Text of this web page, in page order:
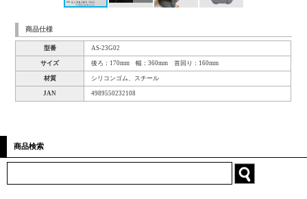
商品仕様
型番 AS-23G02
サイズ 後ろ：170mm 幅：360mm 首回り：160mm
材質 シリコンゴム、スチール
JAN 4989550232108
商品検索